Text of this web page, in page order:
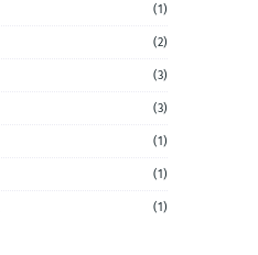
(1)
(2)
(3)
(3)
(1)
(1)
(1)